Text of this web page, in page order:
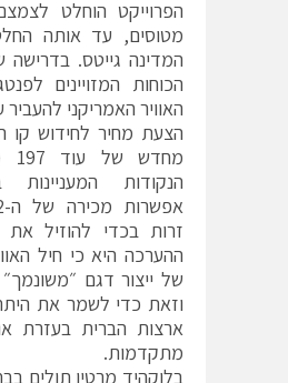
מטוסים, עד אותה
המדינה גייטס. בדרישה
הכוחות המזויינים
הצעת מחיר לחידוש קו
הנקודות
זרות בכדי להוזיל את
ההערכה היא כי חיל
של ייצור דגם
וזאת כדי לשמר את
ארצות הברית בעזרת
מתקדמות.
בלוקהיד מרטין תולים